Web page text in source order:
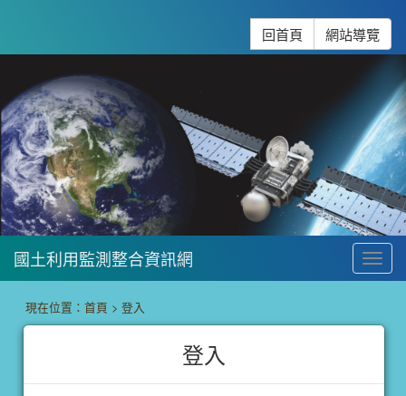
回首頁 網站導覽
國土利用監測整合資訊網
現在位置： 首頁 > 登入
登入